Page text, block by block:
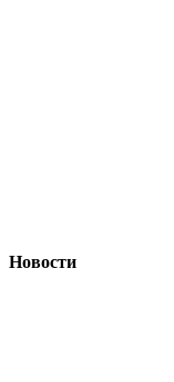
Новости